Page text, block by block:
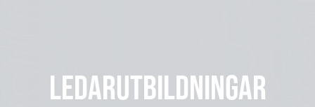
LEDARUTBILDNINGAR